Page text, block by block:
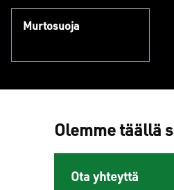
Murtosuoja
Olemme täällä
Ota yhteyttä